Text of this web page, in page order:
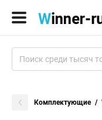
Комплектующие